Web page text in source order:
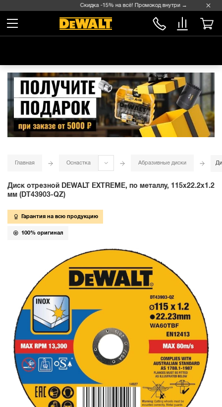
Скидка -15% на всё! Промокод внутри →
Главная Оснастка Абразивные диски
Диск отрезной DEWALT EXTREME, по металлу, 115х22.2х1.2
мм (DT43903-QZ)
Гарантия на всю продукцию
100% оригинал